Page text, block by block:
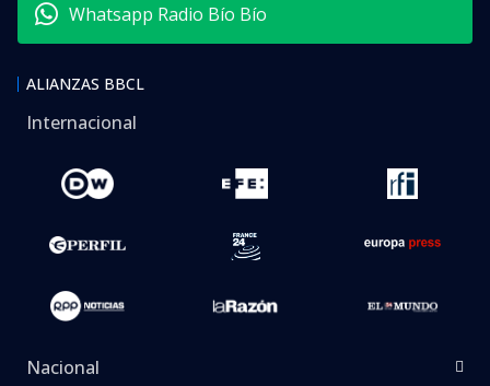
Whatsapp Radio Bío Bío
ALIANZAS BBCL
Internacional
Nacional